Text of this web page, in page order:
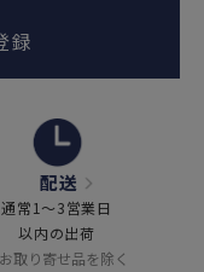
録
配送
通常1～3営業日
以内の出荷
取り寄せ品を除く